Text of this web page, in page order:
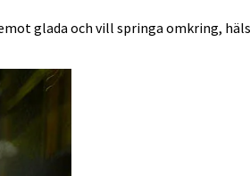
glada och vill springa omkring,